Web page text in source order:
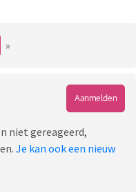
»
Aanmelden
niet gereageerd,
Je kan ook een nieuw